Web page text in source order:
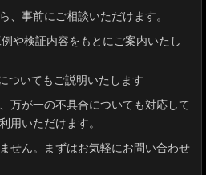
アー
、事前にご相談いただけます。
や検証内容をもとにご案内いたし
ついてもご説明いたします
万が一の不具合についても対応して
用いただけます。
せん。まずはお気軽にお問い合わせ